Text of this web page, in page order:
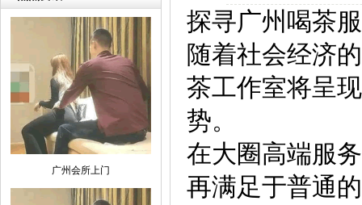
广州会所上门
探寻广州喝茶
随着社会经济
茶工作室将呈
势。
在大圈高端服
再满足于普通